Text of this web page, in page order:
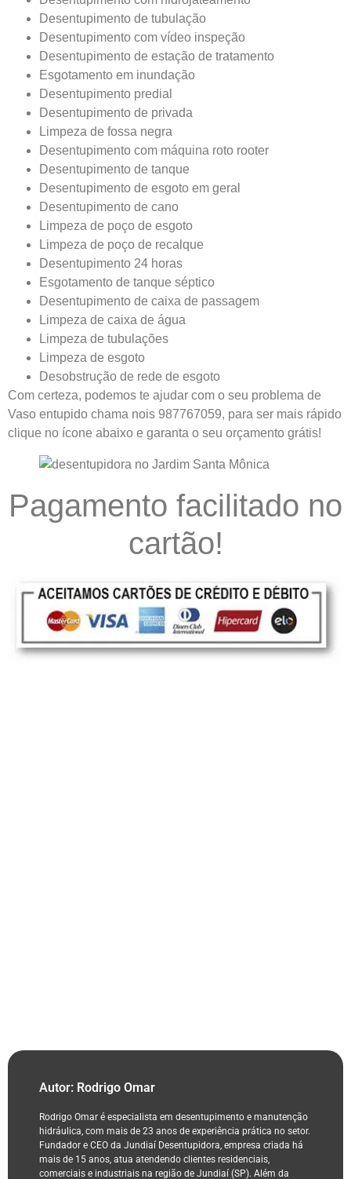
Desentupimento de tubulação
Desentupimento com vídeo inspeção
Desentupimento de estação de tratamento
Esgotamento em inundação
Desentupimento predial
Desentupimento de privada
Limpeza de fossa negra
Desentupimento com máquina roto rooter
Desentupimento de tanque
Desentupimento de esgoto em geral
Desentupimento de cano
Limpeza de poço de esgoto
Limpeza de poço de recalque
Desentupimento 24 horas
Esgotamento de tanque séptico
Desentupimento de caixa de passagem
Limpeza de caixa de água
Limpeza de tubulações
Limpeza de esgoto
Desobstrução de rede de esgoto
Com certeza, podemos te ajudar com o seu problema de
Vaso entupido chama nois 987767059, para ser mais rápido
clique no ícone abaixo e garanta o seu orçamento grátis!
Pagamento facilitado no
cartão!
Autor: Rodrigo Omar
Rodrigo Omar é especialista em desentupimento e manutenção
hidráulica, com mais de 23 anos de experiência prática no setor.
Fundador e CEO da Jundiaí Desentupidora, empresa criada há
mais de 15 anos, atua atendendo clientes residenciais,
comerciais e industriais na região de Jundiaí (SP). Além da